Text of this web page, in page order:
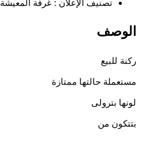
تصنيف الإعلان : غرفة المعيشة
الوصف
ركنة للبيع
مستعملة حالتها ممتازة
لونها بترولى
بتتكون من